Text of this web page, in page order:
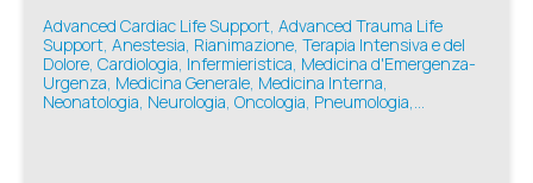
Advanced Cardiac Life Support, Advanced Trauma Life
Support, Anestesia, Rianimazione, Terapia Intensiva e del
Dolore, Cardiologia, Infermieristica, Medicina d'Emergenza-
Urgenza, Medicina Generale, Medicina Interna,
Neonatologia, Neurologia, Oncologia, Pneumologia,